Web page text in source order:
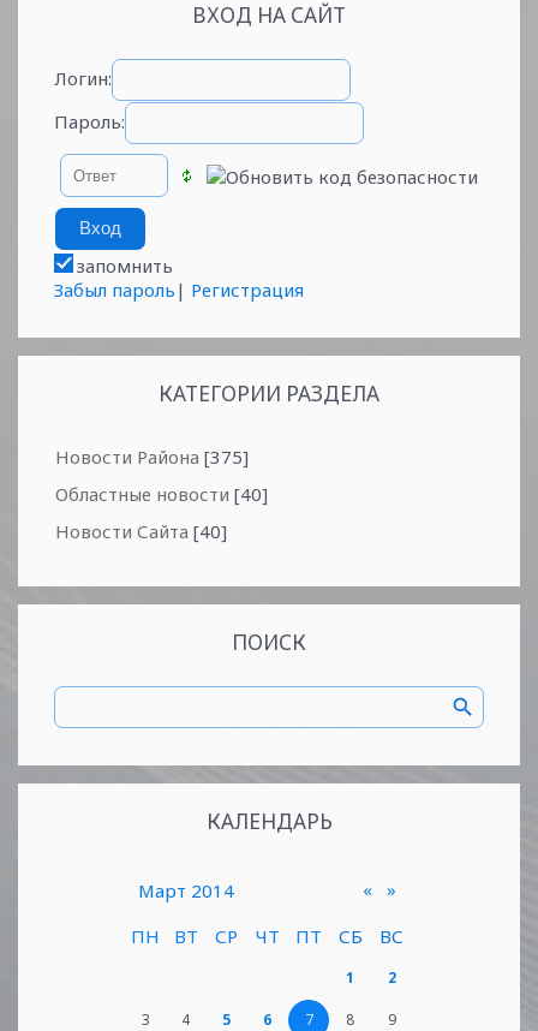
ВХОД НА САЙТ
Логин:
Пароль:
запомнить
Забыл пароль | Регистрация
КАТЕГОРИИ РАЗДЕЛА
Новости Района [375]
Областные новости [40]
Новости Сайта [40]
ПОИСК
КАЛЕНДАРЬ
«
Март 2014
»
ПН
ВТ СР ЧТ ПТ СБ ВС
1 2
3 4 5 6 7 8 9